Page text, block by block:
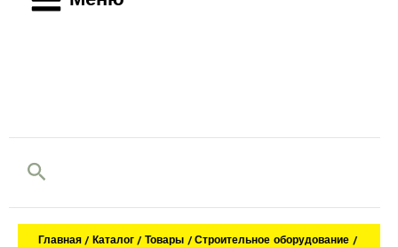
Поиск
Главная Каталог Товары
Строительное оборудование